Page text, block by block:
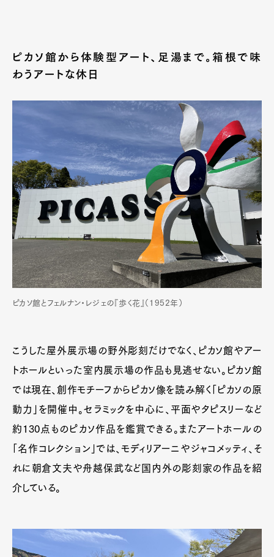
GourmetCars
ピカソ館から体験型アート、足湯まで。箱根で味
わうアートな休日
ピカソ館とフェルナン・レジェの『歩く花』（1952年）
こうした屋外展示場の野外彫刻だけでなく、ピカソ館やアー
トホールといった室内展示場の作品も見逃せない。ピカソ館
では現在、創作モチーフからピカソ像を読み解く「ピカソの原
動力」を開催中。セラミックを中心に、平面やタピスリーなど
約130点ものピカソ作品を鑑賞できる。またアートホールの
「名作コレクション」では、モディリアーニやジャコメッティ、そ
れに朝倉文夫や舟越保武など国内外の彫刻家の作品を紹
介している。